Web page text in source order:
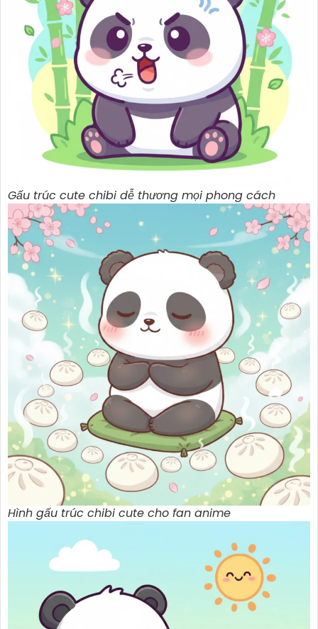
Gấu trúc cute chibi dễ thương mọi phong cách
Hình gấu trúc chibi cute cho fan anime